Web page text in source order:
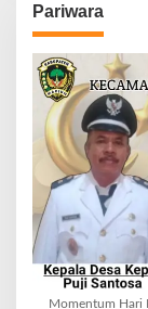
Pariwara
Momentum Hari